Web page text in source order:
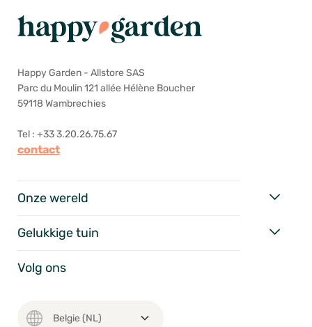
Happy Garden - Allstore SAS
Parc du Moulin 121 allée Hélène Boucher
59118 Wambrechies
Tel : +33 3.20.26.75.67
contact
Onze wereld
Gelukkige tuin
Volg ons